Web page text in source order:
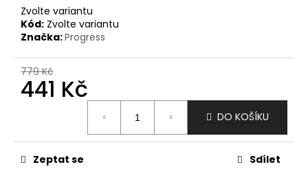
Zvolte variantu
Kód: Zvolte variantu
Značka:Progress
779 Kč
441 Kč
DO KOŠÍKU
Zeptat se Sdílet
D
o
p
č
u